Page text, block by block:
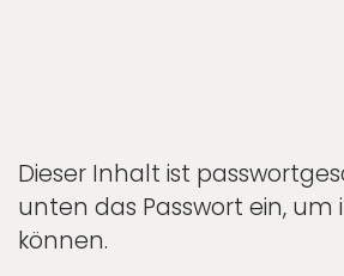
Dieser Inhalt ist
unten das Passwort ein, um
können.